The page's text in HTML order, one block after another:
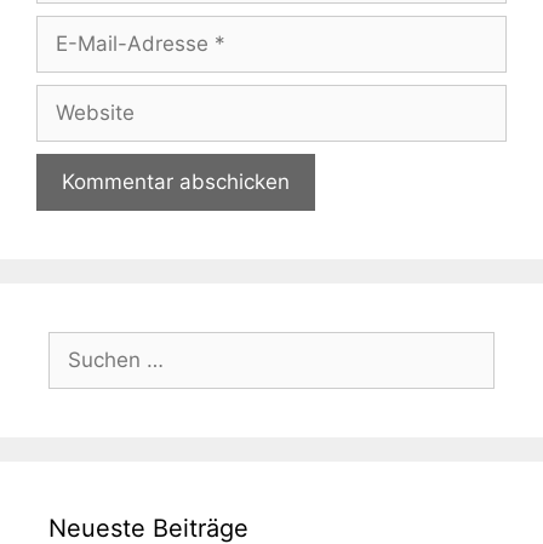
Mail-
Adresse
nach:
Neueste Beiträge